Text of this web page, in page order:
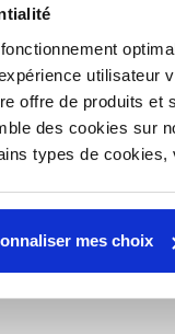
utilisateur
offre de produits et
des cookies sur
types de
mes choix
abrasifs